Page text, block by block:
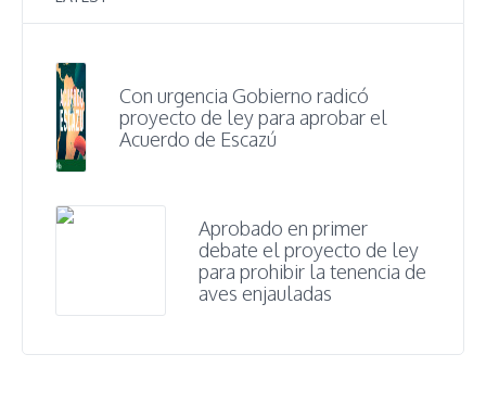
Con urgencia Gobierno radicó
proyecto de ley para aprobar el
Acuerdo de Escazú
Aprobado en primer
debate el proyecto de ley
para prohibir la tenencia de
aves enjauladas